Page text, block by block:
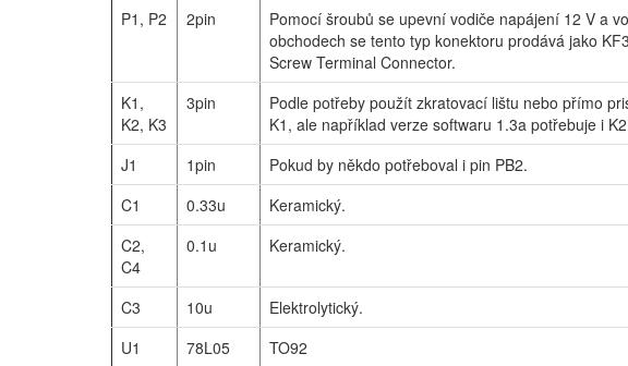
P1, P2 2pin
Pomocí šroubů se upevní vodiče napájení 12 V a
obchodech se tento typ konektoru prodává jako
Screw Terminal Connector.
K1,
K2, K3
3pin
Podle potřeby použít zkratovací lištu nebo přímo
K1, ale například verze softwaru 1.3a potřebuje i
J1
1pin
Pokud by někdo potřeboval i pin PB2.
C1
0.33u
Keramický.
C2,
C4
0.1u Keramický.
C3 10u
Elektrolytický.
U1
78L05
TO92